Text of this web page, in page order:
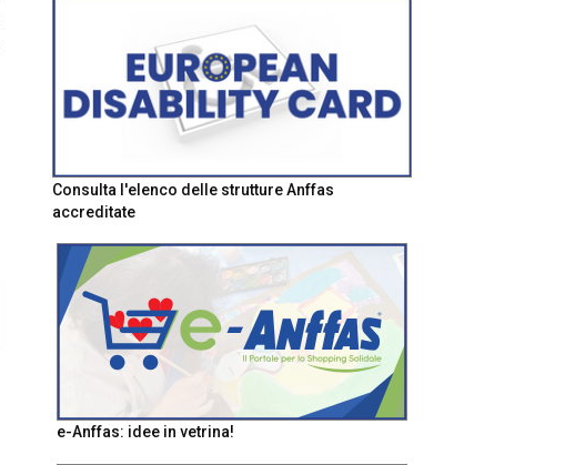
Consulta l'elenco delle strutture Anffas
accreditate
e-Anffas: idee in vetrina!